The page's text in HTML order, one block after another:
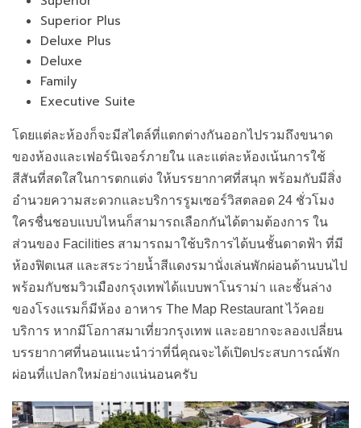
Superior Plus
Deluxe Plus
Deluxe
Family
Executive Suite
โดยแต่ละห้องก็จะมีสไตล์ที่แตกต่างกันออกไปรวมถึงขนาด
ของห้องและเฟอร์นิเจอร์ภายใน และแต่ละห้องเน้นการใช้
สีสันที่สดใสในการตกแต่ง ให้บรรยากาศที่สนุก พร้อมกับมีสิ่ง
อำนวยความสะดวกและบริการรูมเซอร์วิสตลอด 24 ชั่วโมง
ใครชื่นชอบแบบไหนก็สามารถเลือกกันได้ตามต้องการ ใน
ส่วนของ Facilities สามารถมาใช้บริการได้บนชั้นดาดฟ้า ที่มี
ห้องฟิตเนส และสระว่ายน้ำสีแดงรมานั่งเล่นพักผ่อนด้านบนไป
พร้อมกับชมวิวเมืองกรุงเทพได้แบบพาโนราม่า และชั้นล่าง
ของโรงแรมก็มีห้อง อาหาร The Map Restaurant ไว้คอย
บริการ หากมีโอกาสมาเที่ยวกรุงเทพ และอยากจะลองเปลี่ยน
บรรยากาศที่นอนแนะนำว่าที่นี่คุณจะได้เปิดประสบการณ์พัก
ผ่อนที่แปลกใหม่อย่างแน่นอนครับ